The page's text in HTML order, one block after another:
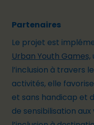
Partenaires
Le projet est
Urban Youth Games,
l’inclusion à travers
activités, elle
et sans handicap et
de sensibilisation